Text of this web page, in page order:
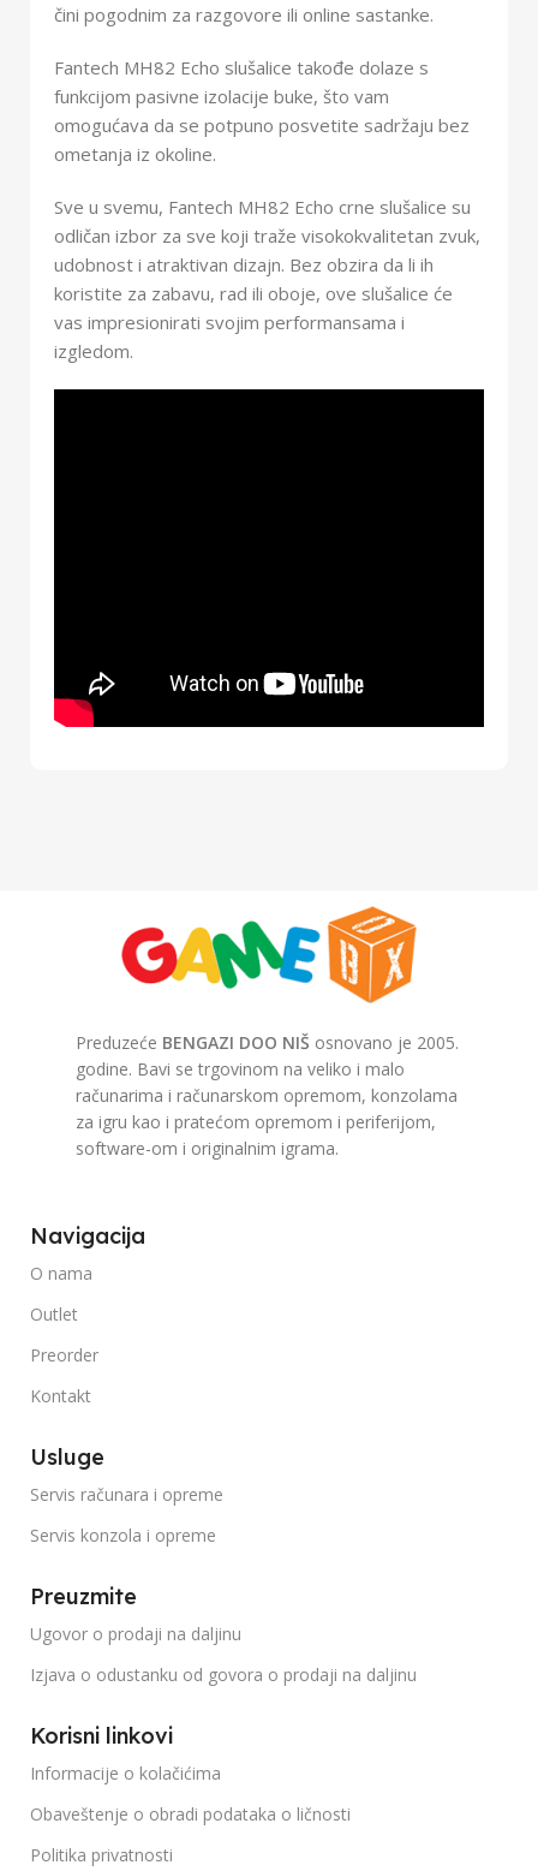
čini pogodnim za razgovore ili online sastanke.
Fantech MH82 Echo slušalice takođe dolaze s
funkcijom pasivne izolacije buke, što vam
omogućava da se potpuno posvetite sadržaju bez
ometanja iz okoline.
Sve u svemu, Fantech MH82 Echo crne slušalice su
odličan izbor za sve koji traže visokokvalitetan zvuk,
udobnost i atraktivan dizajn. Bez obzira da li ih
koristite za zabavu, rad ili oboje, ove slušalice će
vas impresionirati svojim performansama i
izgledom.
Preduzeće BENGAZI DOO NIŠ osnovano je 2005.
godine. Bavi se trgovinom na veliko i malo
računarima i računarskom opremom, konzolama
za igru kao i pratećom opremom i periferijom,
software-om i originalnim igrama.
Navigacija
O nama
Outlet
Preorder
Kontakt
Usluge
Servis računara i opreme
Servis konzola i opreme
Preuzmite
Ugovor o prodaji na daljinu
Izjava o odustanku od govora o prodaji na daljinu
Korisni linkovi
Informacije o kolačićima
Obaveštenje o obradi podataka o ličnosti
Politika privatnosti